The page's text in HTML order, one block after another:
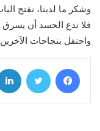
وشكر ما لدينا، نفتح
فلا تدع الحسد أن
واحتفل بنجاحات
فيسبوك تويتر